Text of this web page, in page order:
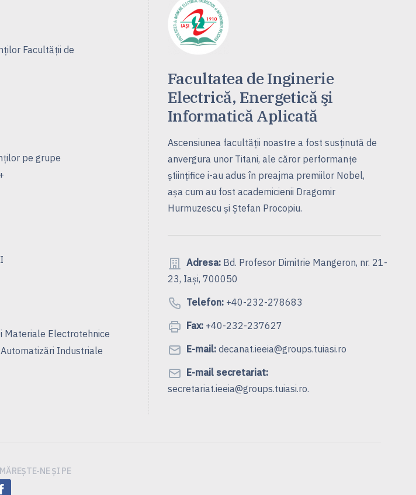
Facultății de
pe grupe
Materiale Electrotehnice
Industriale
Facultatea de Inginerie
Electrică, Energetică şi
Informatică Aplicată
Ascensiunea facultăţii noastre a fost susţinută de
anvergura unor Titani, ale căror performanţe
ştiinţifice i-au adus în preajma premiilor Nobel,
aşa cum au fost academicienii Dragomir
Hurmuzescu şi Ştefan Procopiu.
Adresa:Bd. Profesor Dimitrie Mangeron, nr. 21-
23, Iași, 700050
Telefon:+40-232-278683
Fax:+40-232-237627
E-mail: decanat.ieeia@groups.tuiasi.ro
E-mail secretariat:
secretariat.ieeia@groups.tuiasi.ro.
NE ȘI PE